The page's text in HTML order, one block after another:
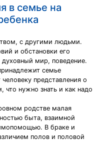
в семье на
с другими людьми.
и обстановки его
мир, поведение.
семье
представления о
что нужно знать и как надо
родстве малая
быта, взаимной
В браке и
полов и половой